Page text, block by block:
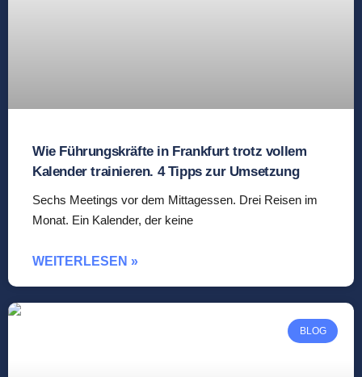
Wie Führungskräfte in Frankfurt trotz vollem
Kalender trainieren. 4 Tipps zur Umsetzung
Sechs Meetings vor dem Mittagessen. Drei Reisen im
Monat. Ein Kalender, der keine
WEITERLESEN »
BLOG